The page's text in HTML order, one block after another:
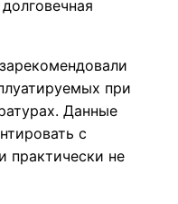
при
Данные
с
практически не